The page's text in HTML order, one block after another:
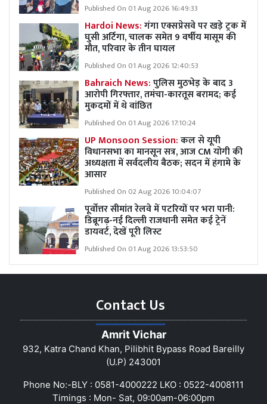
Published On 01 Aug 2026 16:49:33
Hardoi News:गंगा एक्सप्रेसवे पर खड़े ट्रक में
घुसी अर्टिगा, चालक समेत 9 वर्षीय मासूम की
मौत, परिवार के तीन घायल
Published On 01 Aug 2026 12:40:53
Bahraich News:पुलिस मुठभेड़ के बाद 3
आरोपी गिरफ्तार, तमंचा-कारतूस बरामद; कई
मुकदमों में थे वांछित
Published On 01 Aug 2026 17:10:24
UP Monsoon Session:कल से यूपी
विधानसभा का मानसून सत्र, आज CM योगी की
अध्यक्षता में सर्वदलीय बैठक; सदन में हंगामे के
आसार
Published On 02 Aug 2026 10:04:07
पूर्वोत्तर सीमांत रेलवे में पटरियों पर भरा पानी:
डिब्रूगढ़-नई दिल्ली राजधानी समेत कई ट्रेनें
डायवर्ट, देखें पूरी लिस्ट
Published On 01 Aug 2026 13:53:50
Contact Us
Amrit Vichar
932, Katra Chand Khan, Pilibhit Bypass Road Bareilly
(U.P) 243001
Phone No:-BLY : 0581-4000222 LKO : 0522-4008111
Timings : Mon- Sat, 09:00am-06:00pm